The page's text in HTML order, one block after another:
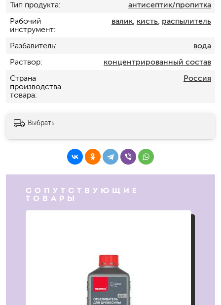
Тип продукта
антисептик/пропитка
Рабочий
инструмент
валик, кисть, распылитель
Разбавитель
вода
Раствор
концентрированный состав
Страна
производства
товара
Россия
Выбрать
СОПУТСТВУЮЩИЕ
ТОВАРЫ